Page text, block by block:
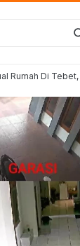
Rumah Di